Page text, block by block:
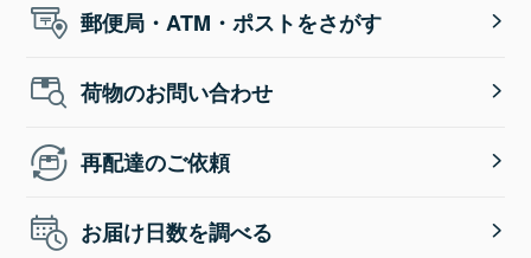
郵便局・ATM・ポストをさがす
荷物のお問い合わせ
再配達のご依頼
お届け日数を調べる